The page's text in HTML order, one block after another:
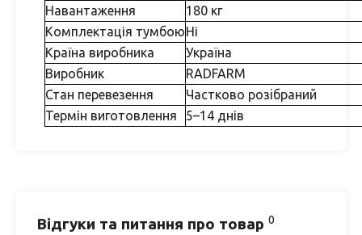
Навантаження
180 кг
Комплектація тумбоюНі
Країна виробника
Україна
Виробник
RADFARM
Стан перевезення
Частково розiбраний
Термін виготовлення
5–14 днів
Відгуки та питання про товар 0